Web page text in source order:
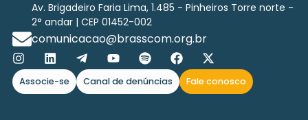
Av. Brigadeiro Faria Lima, 1.485 - Pinheiros Torre norte -
2° andar | CEP 01452-002
comunicacao@brasscom.org.br
Associe-se Canal de denúncias Fale conosco